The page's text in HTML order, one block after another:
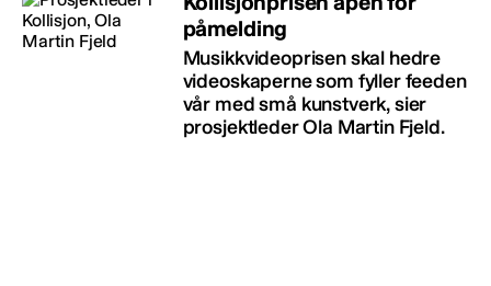
påmelding
Musikkvideoprisen skal hedre
videoskaperne som fyller feeden
vår med små kunstverk, sier
prosjektleder Ola Martin Fjeld.